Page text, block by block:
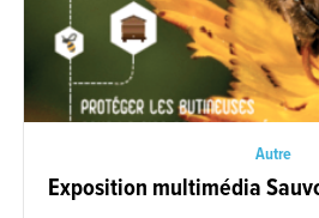
Autre
Exposition multimédia